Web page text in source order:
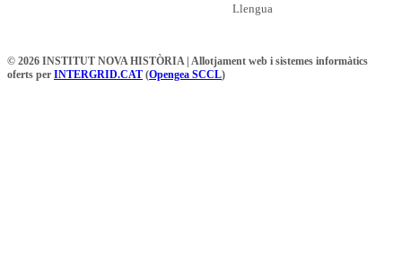
Llengua
© 2026 INSTITUT NOVA HISTÒRIA | Allotjament web i sistemes informàtics
oferts per INTERGRID.CAT (Opengea SCCL)